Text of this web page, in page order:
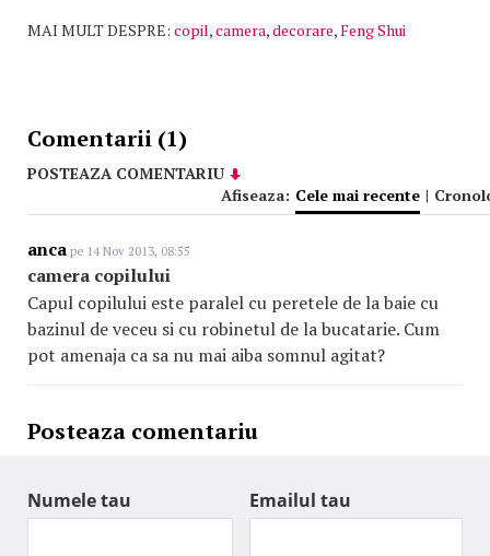
MAI MULT DESPRE: copil,camera,decorare,Feng Shui
Comentarii (1)
POSTEAZA COMENTARIU
Afiseaza: Cele mai recente |
anca pe 14 Nov 2013, 08:55
camera copilului
Capul copilului este paralel cu peretele de la baie cu
bazinul de veceu si cu robinetul de la bucatarie. Cum
pot amenaja ca sa nu mai aiba somnul agitat?
Posteaza comentariu
Numele tau Emailul tau